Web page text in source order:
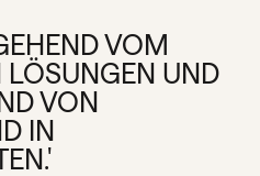
VOM
LÖSUNGEN UND
VON
IN